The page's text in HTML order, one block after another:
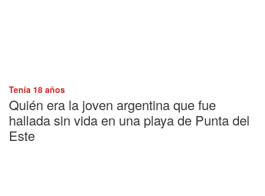
Tenía 18 años
Quién era la joven argentina que fue
hallada sin vida en una playa de Punta del
Este